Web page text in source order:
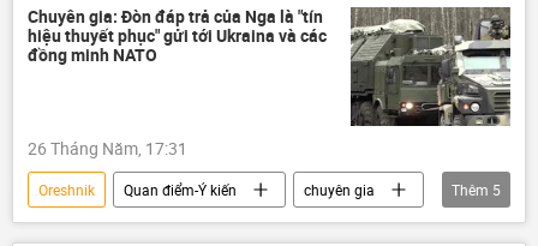
Báo chí thế giới
phương Tây
Châu Âu
Cuộc khủng hoảng ở Ukraina
Chuyên gia: Đòn đáp trả của Nga là "tín
hiệu thuyết phục" gửi tới Ukraina và các
đồng minh NATO
26 Tháng Năm, 17:31
Oreshnik Quan điểm-Ý kiến
chuyên gia
Nga
Thế giới
Chính trị
Thêm 5